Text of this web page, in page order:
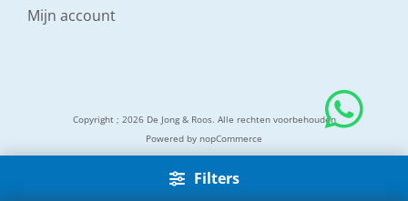
Filters
Mijn account
Copyright ; 2026 De Jong & Roos. Alle rechten voorbehouden
Powered by nopCommerce